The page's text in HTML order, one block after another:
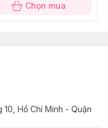
Chọn mua
Hồ Chí Minh - Quận